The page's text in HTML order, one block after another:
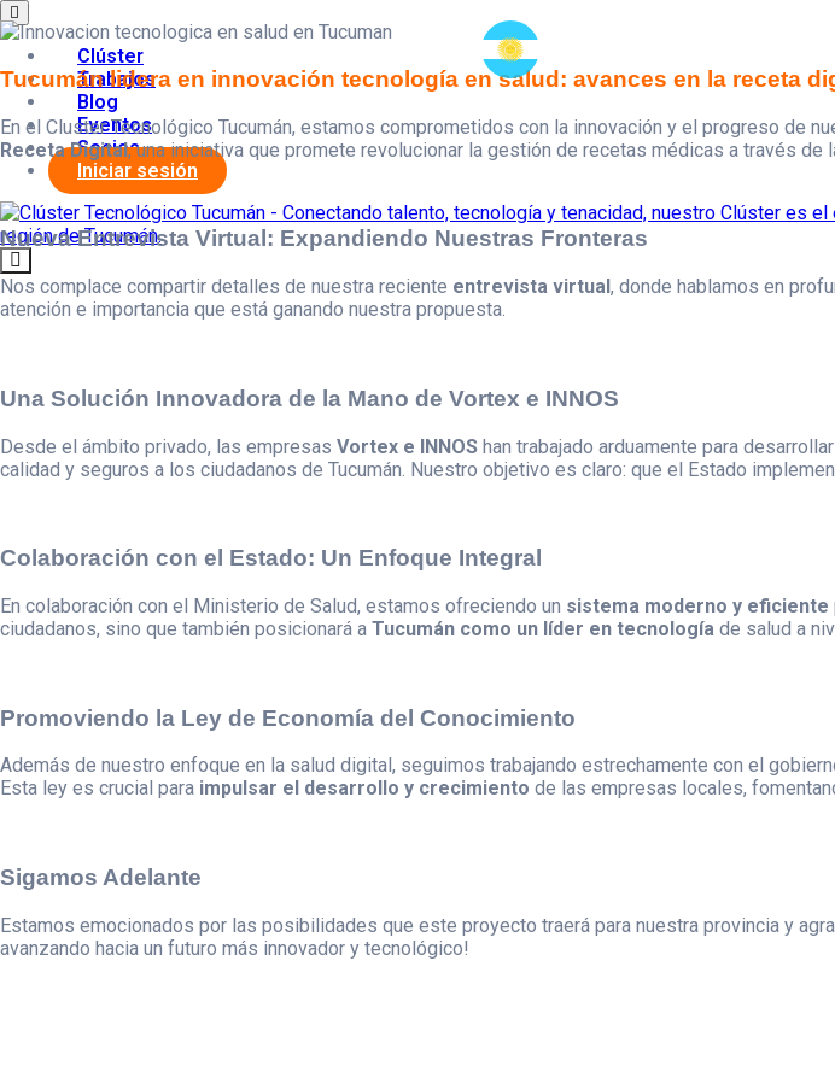
Clúster
Trabajos
Blog
Eventos
Socios
Iniciar sesión
Tucumán lidera en innovación tecnología en salud: avances en la receta
En el Cluster Tecnológico Tucumán, estamos comprometidos con la innovación y el progreso de
Receta Digital, una iniciativa que promete revolucionar la gestión de recetas médicas a través de
Nueva Entrevista Virtual: Expandiendo Nuestras Fronteras
Nos complace compartir detalles de nuestra reciente entrevista virtual, donde hablamos en
atención e importancia que está ganando nuestra propuesta.
Una Solución Innovadora de la Mano de Vortex e INNOS
Desde el ámbito privado, las empresas Vortex e INNOS han trabajado arduamente para
calidad y seguros a los ciudadanos de Tucumán. Nuestro objetivo es claro: que el Estado
Colaboración con el Estado: Un Enfoque Integral
En colaboración con el Ministerio de Salud, estamos ofreciendo un sistema moderno y eficiente
ciudadanos, sino que también posicionará a Tucumán como un líder en tecnología de salud a
Promoviendo la Ley de Economía del Conocimiento
Además de nuestro enfoque en la salud digital, seguimos trabajando estrechamente con el
Esta ley es crucial para impulsar el desarrollo y crecimiento de las empresas locales,
Sigamos Adelante
Estamos emocionados por las posibilidades que este proyecto traerá para nuestra provincia y
avanzando hacia un futuro más innovador y tecnológico!